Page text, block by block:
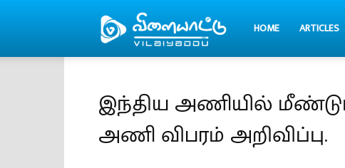
Vilaiyaddu
HOME ARTICLES
இந்திய அணியில்
அணி விபரம் அறிவிப்பு.